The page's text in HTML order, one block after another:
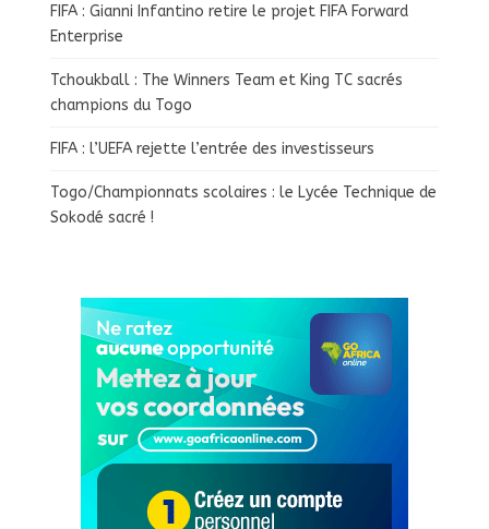
FIFA : Gianni Infantino retire le projet FIFA Forward
Enterprise
Tchoukball : The Winners Team et King TC sacrés
champions du Togo
FIFA : l’UEFA rejette l’entrée des investisseurs
Togo/Championnats scolaires : le Lycée Technique de
Sokodé sacré !